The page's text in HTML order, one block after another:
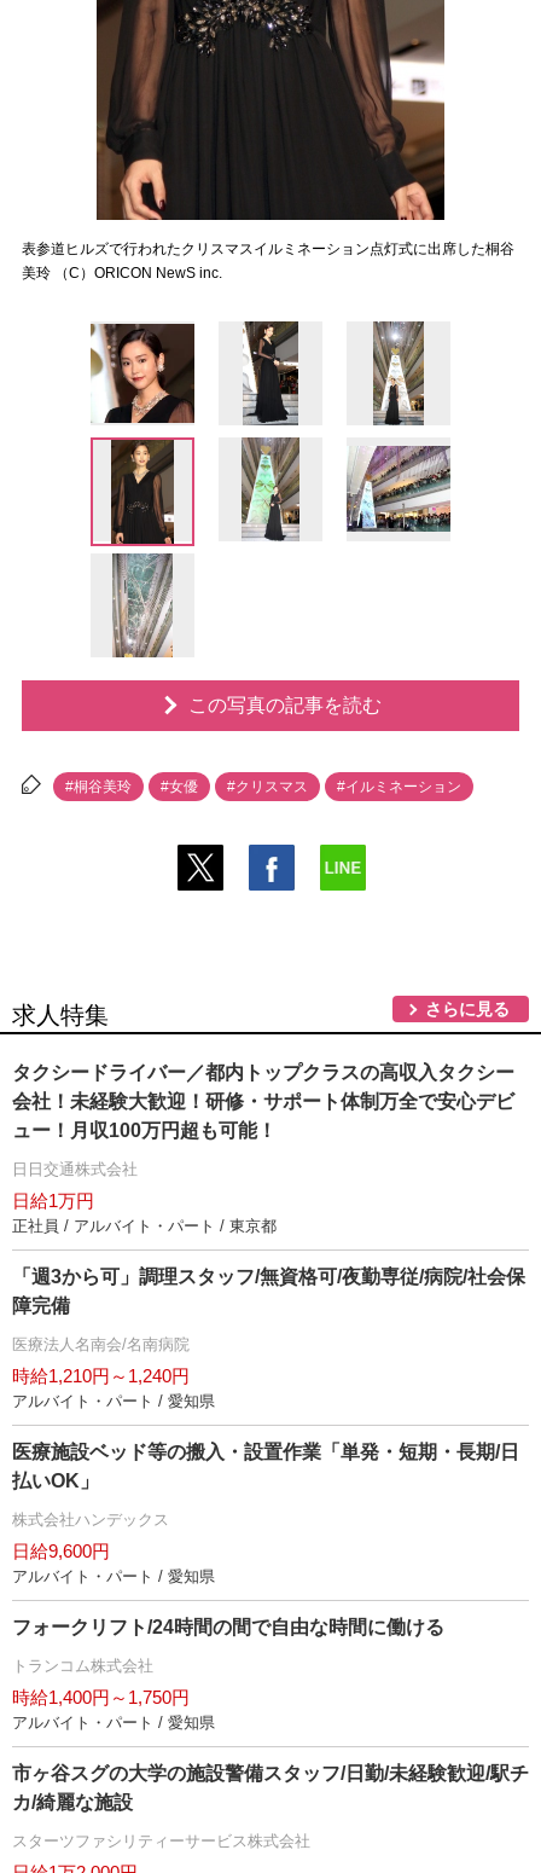
表参道ヒルズで行われたクリスマスイルミネーション点灯式に出席した桐谷
美玲 （C）ORICON NewS inc.
この写真の記事を読む
#桐谷美玲 #女優 #クリスマス #イルミネーション
求人特集 さらに見る
タクシードライバー／都内トップクラスの高収入タクシー
会社！未経験大歓迎！研修・サポート体制万全で安心デビ
ュー！月収100万円超も可能！
日日交通株式会社
日給1万円
正社員 / アルバイト・パート / 東京都
「週3から可」調理スタッフ/無資格可/夜勤専従/病院/社会保
障完備
医療法人名南会/名南病院
時給1,210円～1,240円
アルバイト・パート / 愛知県
医療施設ベッド等の搬入・設置作業「単発・短期・長期/日
払いOK」
株式会社ハンデックス
日給9,600円
アルバイト・パート / 愛知県
フォークリフト/24時間の間で自由な時間に働ける
トランコム株式会社
時給1,400円～1,750円
アルバイト・パート / 愛知県
市ヶ谷スグの大学の施設警備スタッフ/日勤/未経験歓迎/駅チ
カ/綺麗な施設
スターツファシリティーサービス株式会社